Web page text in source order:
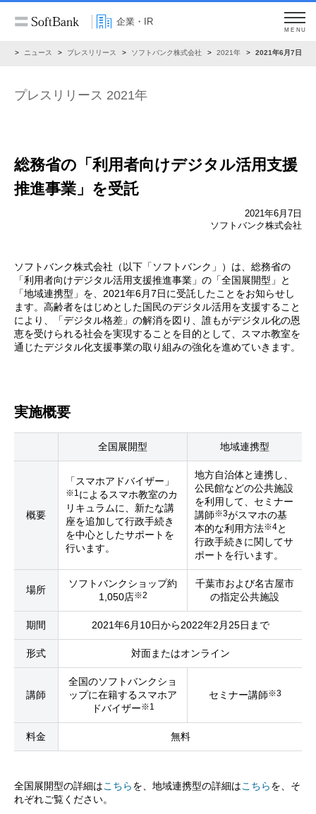
企業・IR
MENU
ニュース プレスリリース ソフトバンク株式会社 2021年 2021年6月7日
プレスリリース 2021年
総務省の「利用者向けデジタル活用支援
推進事業」を受託
2021年6月7日
ソフトバンク株式会社
ソフトバンク株式会社（以下「ソフトバンク」）は、総務省の
「利用者向けデジタル活用支援推進事業」の「全国展開型」と
「地域連携型」を、2021年6月7日に受託したことをお知らせし
ます。高齢者をはじめとした国民のデジタル活用を支援すること
により、「デジタル格差」の解消を図り、誰もがデジタル化の恩
恵を受けられる社会を実現することを目的として、スマホ教室を
通じたデジタル化支援事業の取り組みの強化を進めていきます。
実施概要
全国展開型 地域連携型
概要
「スマホアドバイザー」
※1によるスマホ教室のカ
リキュラムに、新たな講
座を追加して行政手続き
を中心としたサポートを
行います。
地方自治体と連携し、
公民館などの公共施設
を利用して、セミナー
講師※3がスマホの基
本的な利用方法※4と
行政手続きに関してサ
ポートを行います。
場所
ソフトバンクショップ約
1,050店※2
千葉市および名古屋市
の指定公共施設
期間 2021年6月10日から2022年2月25日まで
形式 対面またはオンライン
講師
全国のソフトバンクショ
ップに在籍するスマホア
ドバイザー※1
セミナー講師※3
料金 無料
全国展開型の詳細はこちらを、地域連携型の詳細はこちらを、そ
れぞれご覧ください。